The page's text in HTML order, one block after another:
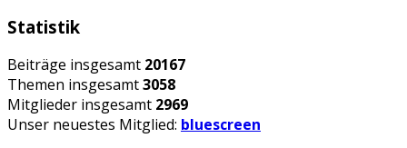
Statistik
Beiträge insgesamt 20167
Themen insgesamt3058
Mitglieder insgesamt 2969
Unser neuestes Mitglied: bluescreen